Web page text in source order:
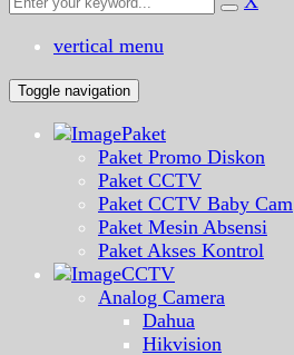
vertical menu
Toggle navigation
Paket
Paket Promo Diskon
Paket CCTV
Paket CCTV Baby Cam
Paket Mesin Absensi
Paket Akses Kontrol
CCTV
Analog Camera
Dahua
Hikvision